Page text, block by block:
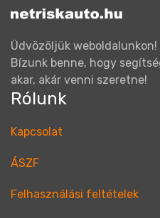
Üdvözöljük weboldalunkon!
Bízunk benne, hogy
akar, akár venni szeretne!
Rólunk
Kapcsolat
ÁSZF
Felhasználási feltételek